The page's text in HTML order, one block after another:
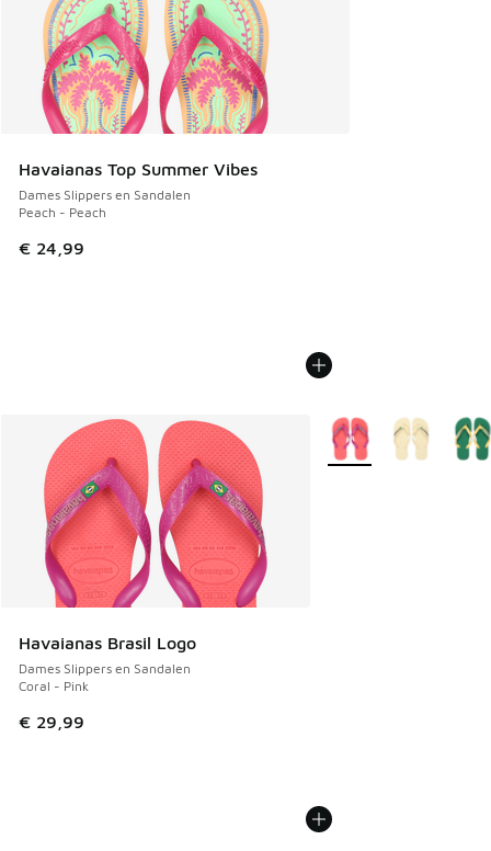
Havaianas Top Summer Vibes
Dames Slippers en Sandalen
Peach - Peach
€ 24,99
Havaianas Brasil Logo
Dames Slippers en Sandalen
Coral - Pink
€ 29,99
Meer kleuren